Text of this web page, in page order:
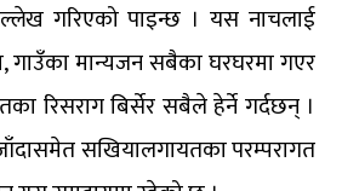
गरिएको पाइन्छ । यस नाचलाई
गाउँका मान्यजन सबैका घरघरमा गएर
रिसराग बिर्सेर सबैले हेर्ने गर्दछन् ।
सखियालगायतका परम्परागत